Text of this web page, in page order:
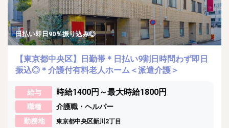
日払い即日90％振り込み◎
【東京都中央区】日勤帯＊日払い9割日時問わず即日
振込◎＊介護付有料老人ホーム＜派遣介護＞
給与 時給1400円～最大時給1800円
職種
介護職・ヘルパー
勤務地
東京都中央区新川2丁目